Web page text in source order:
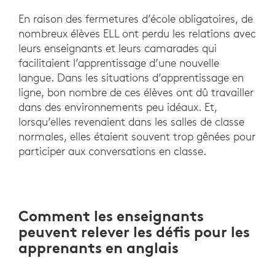
En raison des fermetures d’école obligatoires, de
nombreux élèves ELL ont perdu les relations avec
leurs enseignants et leurs camarades qui
facilitaient l’apprentissage d’une nouvelle
langue. Dans les situations d’apprentissage en
ligne, bon nombre de ces élèves ont dû travailler
dans des environnements peu idéaux. Et,
lorsqu’elles revenaient dans les salles de classe
normales, elles étaient souvent trop gênées pour
participer aux conversations en classe.
Comment les enseignants
peuvent relever les défis pour les
apprenants en anglais